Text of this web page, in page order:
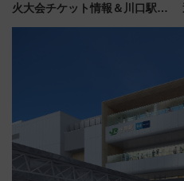
火大会チケット情報＆川口駅か